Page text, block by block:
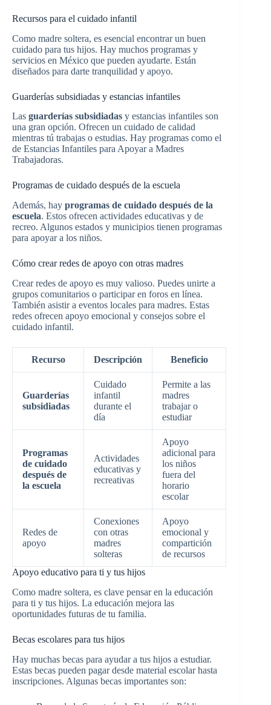
Recursos para el cuidado infantil
Como madre soltera, es esencial encontrar un buen
cuidado para tus hijos. Hay muchos programas y
servicios en México que pueden ayudarte. Están
diseñados para darte tranquilidad y apoyo.
Guarderías subsidiadas y estancias infantiles
Las guarderías subsidiadas y estancias infantiles son
una gran opción. Ofrecen un cuidado de calidad
mientras tú trabajas o estudias. Hay programas como el
de Estancias Infantiles para Apoyar a Madres
Trabajadoras.
Programas de cuidado después de la escuela
Además, hay programas de cuidado después de la
escuela. Estos ofrecen actividades educativas y de
recreo. Algunos estados y municipios tienen programas
para apoyar a los niños.
Cómo crear redes de apoyo con otras madres
Crear redes de apoyo es muy valioso. Puedes unirte a
grupos comunitarios o participar en foros en línea.
También asistir a eventos locales para madres. Estas
redes ofrecen apoyo emocional y consejos sobre el
cuidado infantil.
Recurso Descripción Beneficio
Guarderías
subsidiadas
Cuidado
infantil
durante el
día
Permite a las
madres
trabajar o
estudiar
Programas
de cuidado
después de
la escuela
Actividades
educativas y
recreativas
Apoyo
adicional para
los niños
fuera del
horario
escolar
Redes de
apoyo
Conexiones
con otras
madres
solteras
Apoyo
emocional y
compartición
de recursos
Apoyo educativo para ti y tus hijos
Como madre soltera, es clave pensar en la educación
para ti y tus hijos. La educación mejora las
oportunidades futuras de tu familia.
Becas escolares para tus hijos
Hay muchas becas para ayudar a tus hijos a estudiar.
Estas becas pueden pagar desde material escolar hasta
inscripciones. Algunas becas importantes son: